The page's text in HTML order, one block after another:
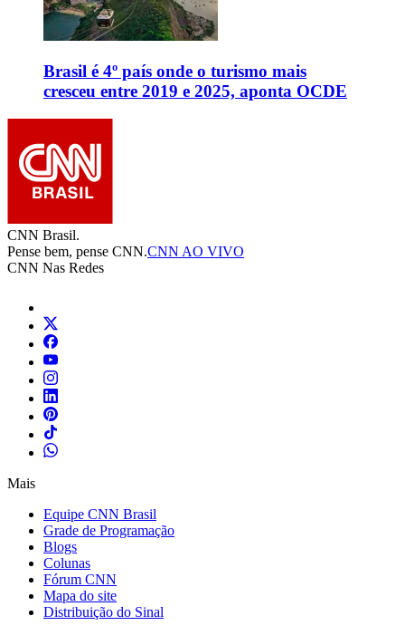
Brasil é 4º país onde o turismo mais
cresceu entre 2019 e 2025, aponta OCDE
CNN Brasil.
Pense bem, pense CNN.CNN AO VIVO
CNN Nas Redes
Mais
Equipe CNN Brasil
Grade de Programação
Blogs
Colunas
Fórum CNN
Mapa do site
Distribuição do Sinal